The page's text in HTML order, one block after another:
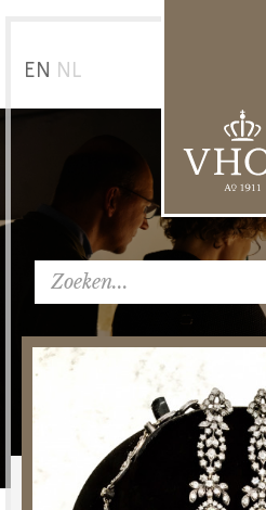
EN NL